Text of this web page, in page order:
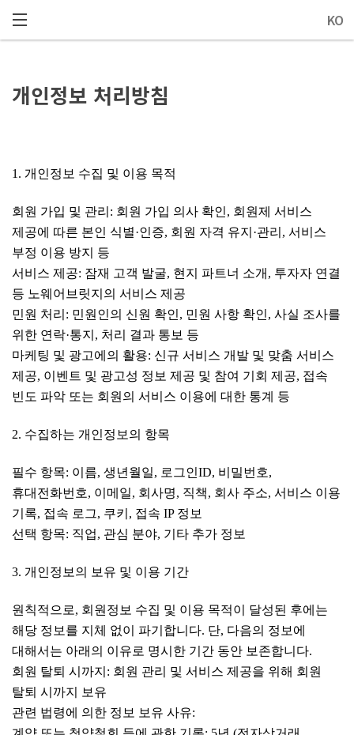
KO
개인정보 처리방침
1. 개인정보 수집 및 이용 목적
회원 가입 및 관리: 회원 가입 의사 확인, 회원제 서비스
제공에 따른 본인 식별·인증, 회원 자격 유지·관리 , 서비스
부정 이용 방지 등
서비스 제공: 잠재 고객 발굴, 현지 파트너 소개, 투자자 연결
등 노웨어브릿지의 서비스 제공
민원 처리: 민원인의 신원 확인, 민원 사항 확인, 사실 조사를
위한 연락·통지 , 처리 결과 통보 등
마케팅 및 광고에의 활용: 신규 서비스 개발 및 맞춤 서비스
제공, 이벤트 및 광고성 정보 제공 및 참여 기회 제공, 접속
빈도 파악 또는 회원의 서비스 이용에 대한 통계 등
2. 수집하는 개인정보의 항목
필수 항목: 이름, 생년월일, 로그인ID, 비밀번호,
휴대전화번호, 이메일, 회사명, 직책, 회사 주소, 서비스 이용
기록, 접속 로그, 쿠키, 접속 IP 정보
선택 항목: 직업, 관심 분야, 기타 추가 정보
3. 개인정보의 보유 및 이용 기간
원칙적으로, 회원정보 수집 및 이용 목적이 달성된 후에는
해당 정보를 지체 없이 파기합니다. 단, 다음의 정보에
대해서는 아래의 이유로 명시한 기간 동안 보존합니다.
회원 탈퇴 시까지: 회원 관리 및 서비스 제공을 위해 회원
탈퇴 시까지 보유
관련 법령에 의한 정보 보유 사유: